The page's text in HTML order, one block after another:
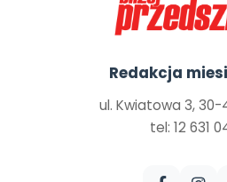
Redakcja
ul. Kwiatowa 3, 30-
tel: 12 631